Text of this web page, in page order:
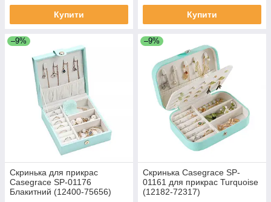
Купити Купити
–9%
Скринька для прикрас
Casegrace SP-01176
Блакитний (12400-75656)
–9%
Скринька Casegrace SP-
01161 для прикрас Turquoise
(12182-72317)